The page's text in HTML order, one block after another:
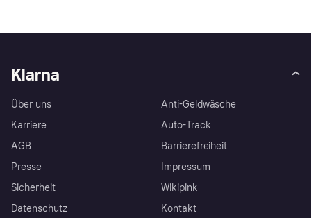
Klarna
Über uns
Karriere
AGB
Presse
Sicherheit
Datenschutz
Anti-Geldwäsche
Auto-Track
Barrierefreiheit
Impressum
Wikipink
Kontakt